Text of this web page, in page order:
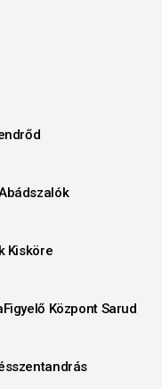
Kisköre
Központ Sarud